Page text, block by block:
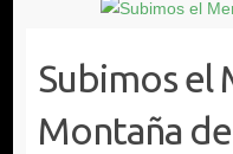
Subimos el
Montaña